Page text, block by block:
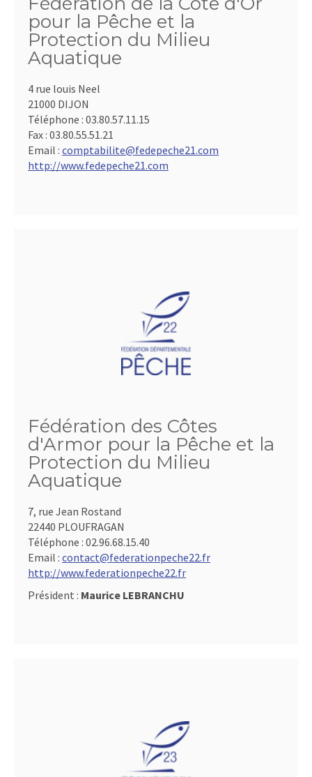
pour la Pêche et la
Protection du Milieu
Aquatique
4 rue louis Neel
21000 DIJON
Téléphone : 03.80.57.11.15
Fax : 03.80.55.51.21
Email : comptabilite@fedepeche21.com
http://www.fedepeche21.com
Fédération des Côtes
d'Armor pour la Pêche et la
Protection du Milieu
Aquatique
7, rue Jean Rostand
22440 PLOUFRAGAN
Téléphone : 02.96.68.15.40
Email : contact@federationpeche22.fr
http://www.federationpeche22.fr
Président : Maurice LEBRANCHU